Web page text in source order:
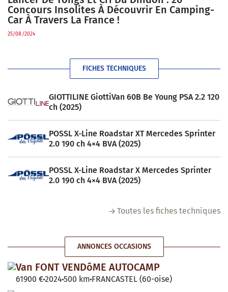
Concours Insolites À Découvrir En Camping-
Car À Travers La France !
25/08/2024
FICHES TECHNIQUES
GIOTTILINE GiottiVan 60B Be Young PSA 2.2 120
ch (2025)
POSSL X-Line Roadstar XT Mercedes Sprinter
2.0 190 ch 4×4 BVA (2025)
POSSL X-Line Roadstar X Mercedes Sprinter
2.0 190 ch 4×4 BVA (2025)
Toutes les fiches techniques
ANNONCES OCCASIONS
Van FONT VENDôME AUTOCAMP
61900 €2024 500 km FRANCASTEL (60-oise)